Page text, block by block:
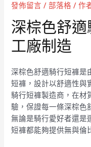
發佈留言 /部落格 / 作
深棕色舒
工廠制造
深棕色舒適騎行短褲是
短褲，設計以舒適性與
騎行短褲製造商，在材
驗，保證每一條深棕色
無論是騎行愛好者還是
短褲都能夠提供無與倫